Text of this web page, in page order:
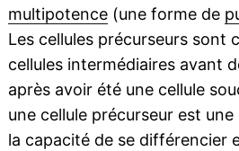
multipotence(une forme de
Les cellules précurseurs sont
cellules intermédiaires avant
après avoir été une cellule
une cellule précurseur est
la capacité de se différencier